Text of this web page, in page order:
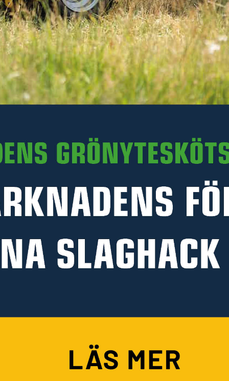
LÄGG I VARUKORGEN
Art. nr R35-XKH.037
PRODUKTINFORMATION
HANDLA PÅ KELLFRI